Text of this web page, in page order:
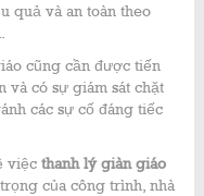
quả và an toàn theo
cũng cần được tiến
và có sự giám sát chặt
các sự cố đáng tiếc
việc thanh lý giàn giáo
của công trình, nhà